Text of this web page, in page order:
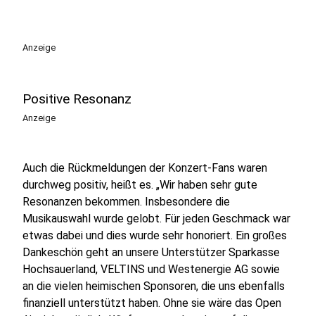
Anzeige
Positive Resonanz
Anzeige
Auch die Rückmeldungen der Konzert-Fans waren
durchweg positiv, heißt es. „Wir haben sehr gute
Resonanzen bekommen. Insbesondere die
Musikauswahl wurde gelobt. Für jeden Geschmack war
etwas dabei und dies wurde sehr honoriert. Ein großes
Dankeschön geht an unsere Unterstützer Sparkasse
Hochsauerland, VELTINS und Westenergie AG sowie
an die vielen heimischen Sponsoren, die uns ebenfalls
finanziell unterstützt haben. Ohne sie wäre das Open